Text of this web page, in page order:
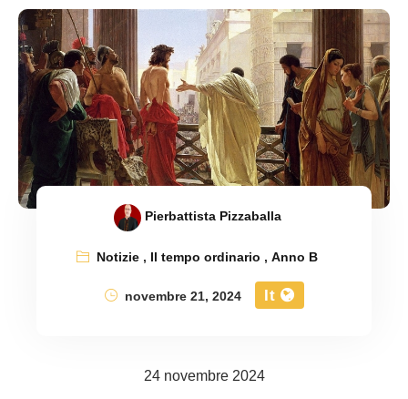
Pierbattista Pizzaballa
Notizie, Il tempo ordinario ,Anno B
novembre 21, 2024
It
24 novembre 2024